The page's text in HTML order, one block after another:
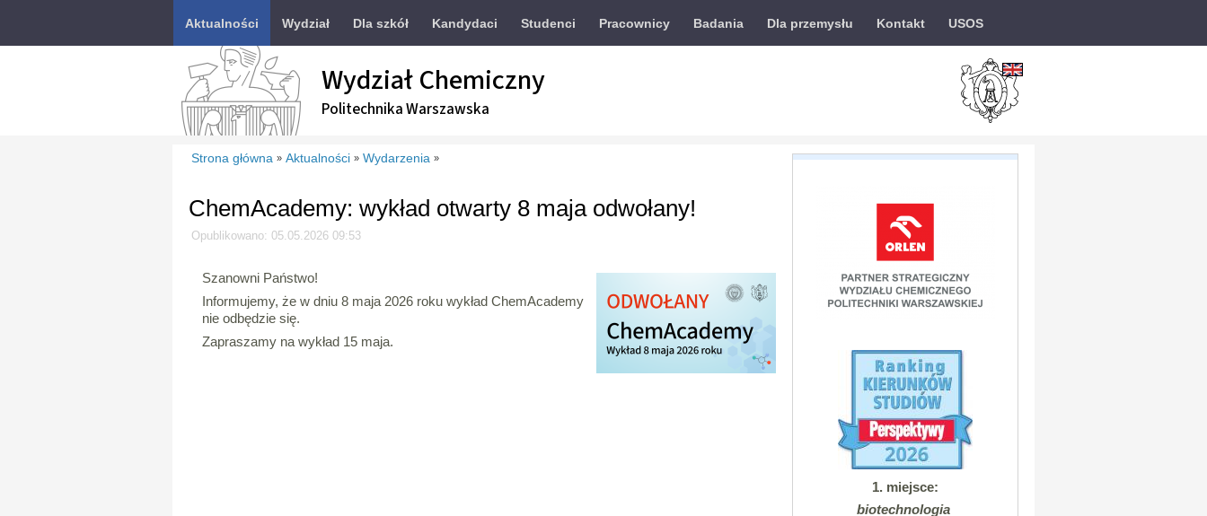
Aktualności Wydział Dla szkół Kandydaci Studenci Pracownicy Badania Dla przemysłu Kontakt USOS
Wydział Chemiczny
Politechnika Warszawska
Strona główna » Aktualności » Wydarzenia »
ChemAcademy: wykład otwarty 8 maja odwołany!
Opublikowano: 05.05.2026 09:53
Szanowni Państwo!
Informujemy, że w dniu 8 maja 2026 roku wykład ChemAcademy
nie odbędzie się.
Zapraszamy na wykład 15 maja.
1. miejsce:
biotechnologia